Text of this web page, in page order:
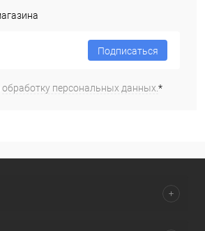
Подписаться
обработку персональных данных.*